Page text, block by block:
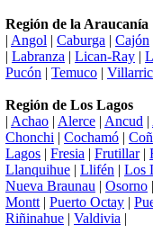
Región de la Araucanía
| Angol | Caburga | Cajón
| Labranza | Lican-Ray |
Pucón | Temuco |
Región de Los Lagos
| Achao | Alerce | Ancud |
Chonchi | Cochamó |
Lagos | Fresia | Frutillar|
Llanquihue | Llifén | Los
Nueva Braunau | Osorno |
Montt | Puerto Octay |
Riñinahue | Valdivia |